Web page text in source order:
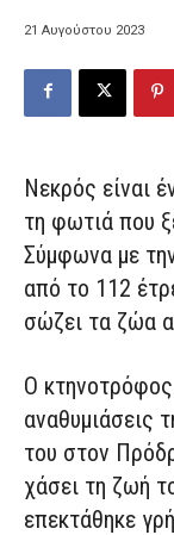
21 Αυγούστου 2023
Νεκρός είναι
τη φωτιά που
Σύμφωνα με
από το 112
σώζει τα ζώα
Ο κτηνοτρόφος
αναθυμιάσεις
του στον
χάσει τη ζωή
επεκτάθηκε